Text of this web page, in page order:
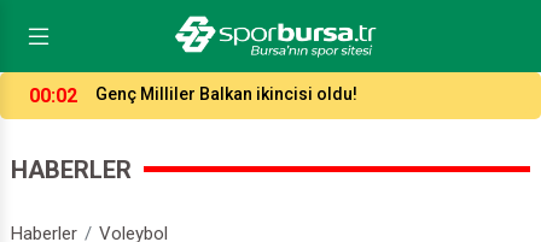
23:52 Antalya’da 7 gollü düello!
HABERLER
Haberler
Voleybol